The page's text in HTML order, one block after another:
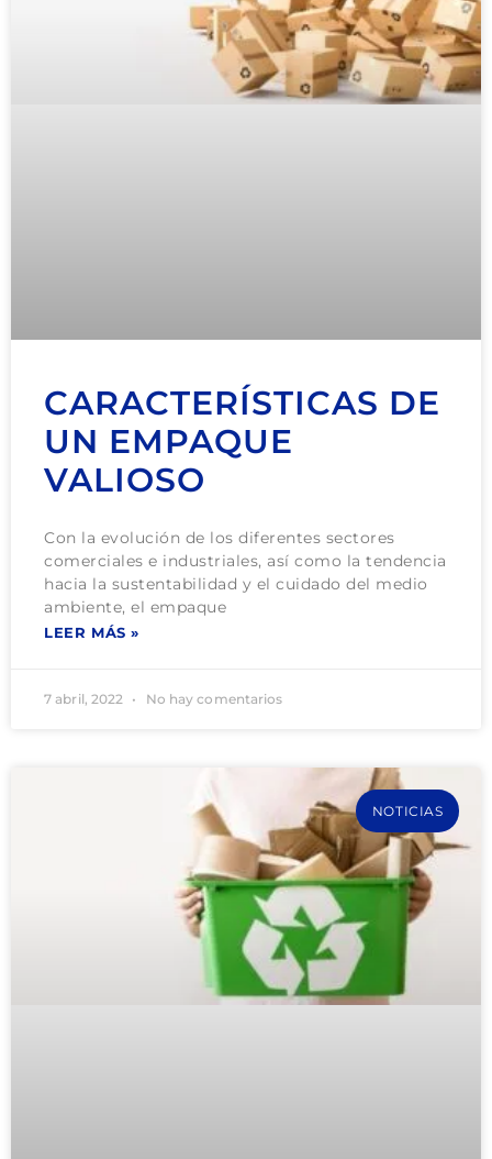
CARACTERÍSTICAS DE
UN EMPAQUE
VALIOSO
Con la evolución de los diferentes sectores
comerciales e industriales, así como la tendencia
hacia la sustentabilidad y el cuidado del medio
ambiente, el empaque
LEER MÁS »
7 abril, 2022 No hay comentarios
NOTICIAS